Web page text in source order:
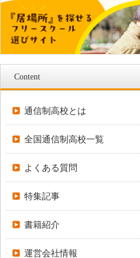
Content
通信制高校とは
全国通信制高校一覧
よくある質問
特集記事
書籍紹介
運営会社情報